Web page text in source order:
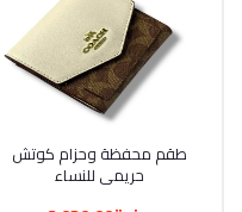
أضف إلى السلة
طقم محفظة وحزام كوتش
حريمي للنساء